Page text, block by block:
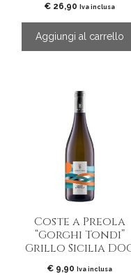
€ 26,90 Iva inclusa
Aggiungi al carrello
Coste a Preola
“Gorghi Tondi”
Grillo Sicilia
€ 9,90 Iva inclusa